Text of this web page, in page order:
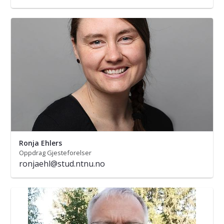
Ronja Ehlers
Oppdrag Gjesteforelser
ronjaehl@stud.ntnu.no